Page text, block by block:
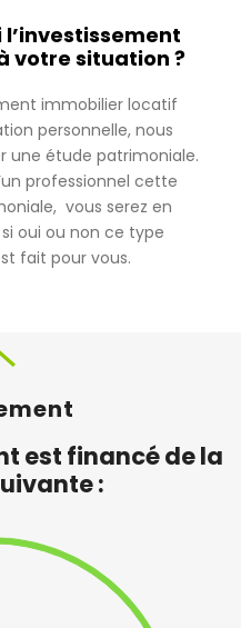
votre situation ?
immobilier locatif
personnelle, nous
une étude patrimoniale.
professionnel cette
vous serez en
oui ou non ce type
fait pour vous.
est financé de la
: